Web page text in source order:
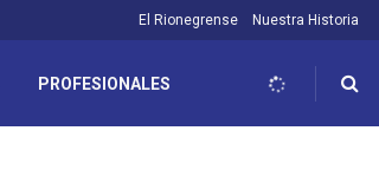
El Rionegrense Nuestra Historia
PROFESIONALES